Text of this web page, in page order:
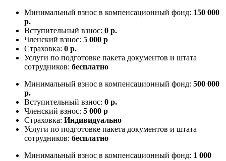
Минимальный взнос в компенсационный фонд: 150 000
р.
Вступительный взнос: 0 р.
Членский взнос: 5 000 р
Страховка: 0 р.
Услуги по подготовке пакета документов и штата
сотрудников: бесплатно
Минимальный взнос в компенсационный фонд: 500 000
р.
Вступительный взнос: 0 р.
Членский взнос: 5 000 р
Страховка: Индивидуально
Услуги по подготовке пакета документов и штата
сотрудников: бесплатно
Минимальный взнос в компенсационный фонд: 1 000